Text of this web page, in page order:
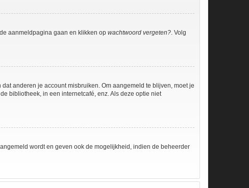
aanmeldpagina gaan en klikken op wachtwoord vergeten?. Volg
anderen je account misbruiken. Om aangemeld te blijven, moet je
bibliotheek, in een internetcafé, enz. Als deze optie niet
wordt en geven ook de mogelijkheid, indien de beheerder